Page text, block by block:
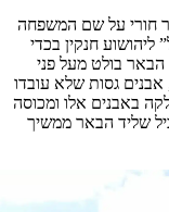
חורי על שם המשפחה
חנקין בכדי
עומק הבאר 5 מטר, פתח הבאר בולט מעל פני
גוויל, אבנים גסות שלא עובדו
באבנים אלו ומכוסה
שליד הבאר ממשיך